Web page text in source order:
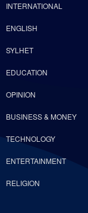
INTERNATIONAL
ENGLISH
SYLHET
EDUCATION
OPINION
BUSINESS & MONEY
TECHNOLOGY
ENTERTAINMENT
RELIGION